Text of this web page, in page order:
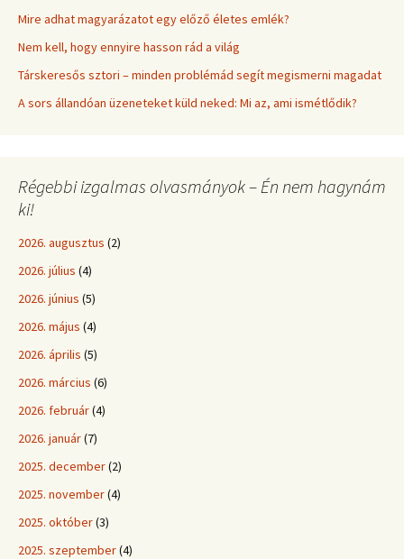
Mire adhat magyarázatot egy előző életes emlék?
Nem kell, hogy ennyire hasson rád a világ
Társkeresős sztori – minden problémád segít megismerni magadat
A sors állandóan üzeneteket küld neked: Mi az, ami ismétlődik?
Régebbi izgalmas olvasmányok – Én nem hagynám
ki!
2026. augusztus (2)
2026. július (4)
2026. június (5)
2026. május (4)
2026. április (5)
2026. március (6)
2026. február(4)
2026. január(7)
2025. december(2)
2025. november(4)
2025. október(3)
2025. szeptember(4)